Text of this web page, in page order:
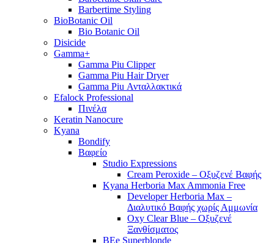
Barbertime Styling
BioBotanic Oil
Bio Botanic Oil
Disicide
Gamma+
Gamma Piu Clipper
Gamma Piu Hair Dryer
Gamma Piu Ανταλλακτικά
Efalock Professional
Πινέλα
Keratin Nanocure
Kyana
Bondify
Βαφείο
Studio Expressions
Cream Peroxide – Οξυζενέ Βαφής
Kyana Herboria Max Ammonia Free
Developer Herboria Max –
Διαλυτικό Βαφής χωρίς Αμμωνία
Oxy Clear Blue – Οξυζενέ
Ξανθίσματος
BEe Superblonde